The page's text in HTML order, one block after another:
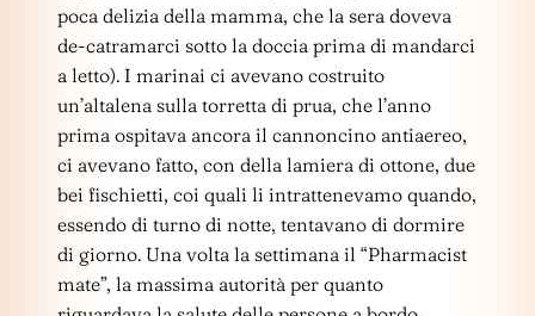
poca delizia della mamma, che la sera doveva
de-catramarci sotto la doccia prima di mandarci
a letto). I marinai ci avevano costruito
un’altalena sulla torretta di prua, che l’anno
prima ospitava ancora il cannoncino antiaereo,
ci avevano fatto, con della lamiera di ottone, due
bei fischietti, coi quali li intrattenevamo quando,
essendo di turno di notte, tentavano di dormire
di giorno. Una volta la settimana il “Pharmacist
mate”, la massima autorità per quanto